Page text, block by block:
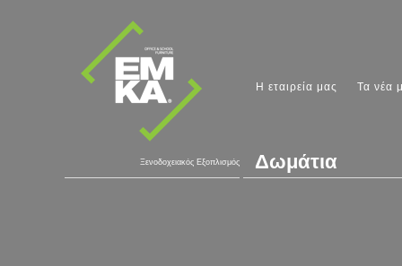
Η εταιρεία μας Τα νέα
Ξενοδοχειακός Εξοπλισμός Δωμάτια